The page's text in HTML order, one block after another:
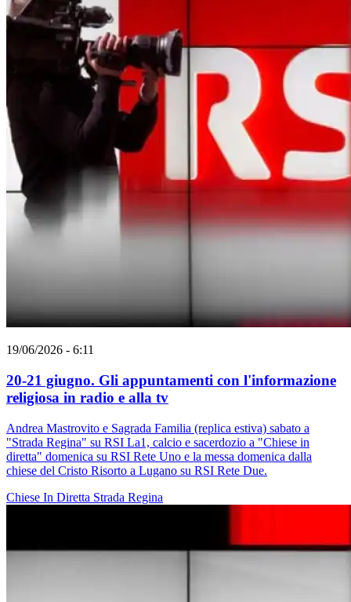
19/06/2026 - 6:11
20-21 giugno. Gli appuntamenti con l'informazione
religiosa in radio e alla tv
Andrea Mastrovito e Sagrada Familia (replica estiva) sabato a
"Strada Regina" su RSI La1, calcio e sacerdozio a "Chiese in
diretta" domenica su RSI Rete Uno e la messa domenica dalla
chiese del Cristo Risorto a Lugano su RSI Rete Due.
Chiese In Diretta Strada Regina